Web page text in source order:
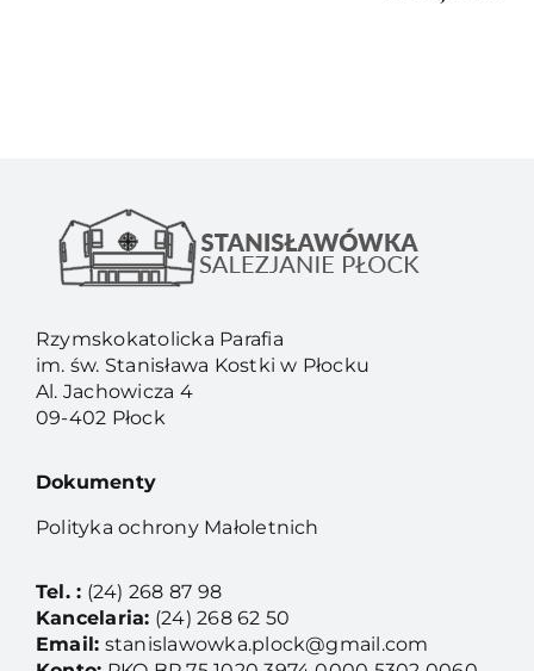
Rzymskokatolicka Parafia
im. św. Stanisława Kostki w Płocku
Al. Jachowicza 4
09-402 Płock
Dokumenty
Polityka ochrony Małoletnich
Tel. : (24) 268 87 98
Kancelaria: (24) 268 62 50
Email: stanislawowka.plock@gmail.com